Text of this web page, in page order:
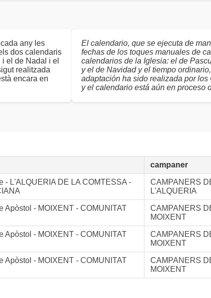
any les
dos calendaris
el de Nadal i el
realitzada
encara en
El calendario, que se ejecuta de
fechas de los toques manuales de
calendarios de la Iglesia: el de
y el de Navidad y el tiempo
adaptación ha sido realizada por
y el calendario está aún en proceso
campaner
- L'ALQUERIA DE LA COMTESSA -
CAMPANERS
L'ALQUERIA
Apòstol - MOIXENT - COMUNITAT
CAMPANERS
MOIXENT
Apòstol - MOIXENT - COMUNITAT
CAMPANERS
MOIXENT
Apòstol - MOIXENT - COMUNITAT
CAMPANERS
MOIXENT